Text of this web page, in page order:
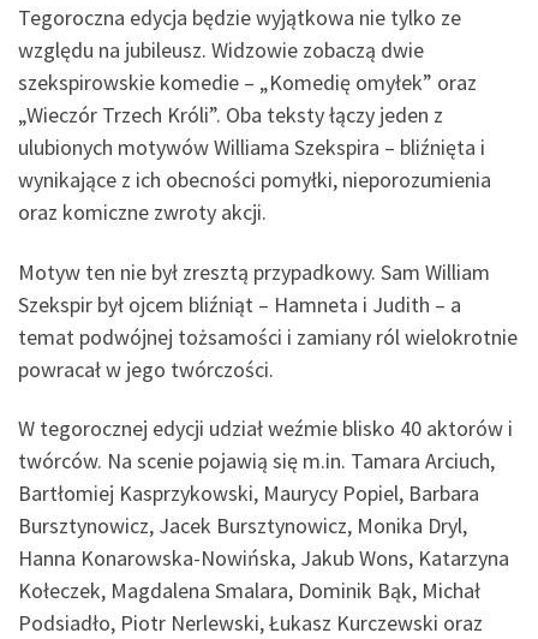
Tegoroczna edycja będzie wyjątkowa nie tylko ze
względu na jubileusz. Widzowie zobaczą dwie
szekspirowskie komedie – „Komedię omyłek” oraz
„Wieczór Trzech Króli”. Oba teksty łączy jeden z
ulubionych motywów Williama Szekspira – bliźnięta i
wynikające z ich obecności pomyłki, nieporozumienia
oraz komiczne zwroty akcji.
Motyw ten nie był zresztą przypadkowy. Sam William
Szekspir był ojcem bliźniąt – Hamneta i Judith – a
temat podwójnej tożsamości i zamiany ról wielokrotnie
powracał w jego twórczości.
W tegorocznej edycji udział weźmie blisko 40 aktorów i
twórców. Na scenie pojawią się m.in. Tamara Arciuch,
Bartłomiej Kasprzykowski, Maurycy Popiel, Barbara
Bursztynowicz, Jacek Bursztynowicz, Monika Dryl,
Hanna Konarowska-Nowińska, Jakub Wons, Katarzyna
Kołeczek, Magdalena Smalara, Dominik Bąk, Michał
Podsiadło, Piotr Nerlewski, Łukasz Kurczewski oraz